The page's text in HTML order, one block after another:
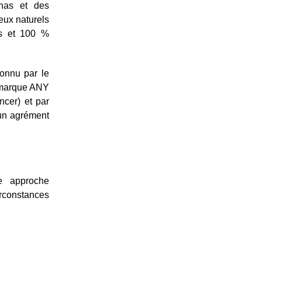
et des
naturels
et 100 %
par le
ANY
et par
agrément
approche